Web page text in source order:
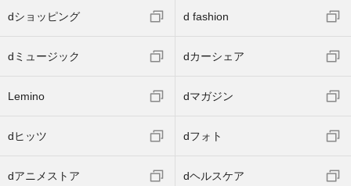
dショッピング d fashion
dミュージック dカーシェア
Lemino dマガジン
dヒッツ dフォト
dアニメストア dヘルスケア